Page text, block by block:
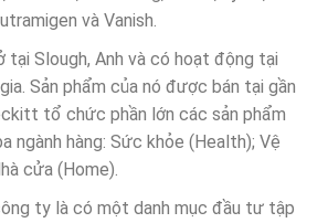
và Vanish.
Slough, Anh và có hoạt động tại
Sản phẩm của nó được bán tại gần
tổ chức phần lớn các sản phẩm
ngành hàng: Sức khỏe (Health); Vệ
cửa (Home).
ty là có một danh mục đầu tư tập